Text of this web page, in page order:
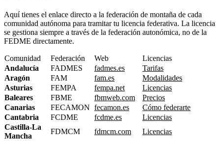
Aquí tienes el enlace directo a la federación de montaña de cada
comunidad autónoma para tramitar tu licencia federativa. La licencia
se gestiona siempre a través de la federación autonómica, no de la
FEDME directamente.
Comunidad Federación Web
Licencias
Andalucía
FADMES fadmes.es
Tarifas
Aragón
FAM fam.es
Modalidades
Asturias
FEMPA fempa.net
Licencias
Baleares
FBME fbmweb.com
Precios
Canarias
FECAMON fecamon.es
Cómo federarte
Cantabria
FCDME fcdme.es
Licencias
Castilla-La
Mancha
FDMCM fdmcm.com
Licencias